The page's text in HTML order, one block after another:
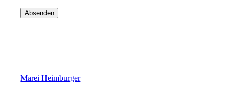
Marei Heimburger